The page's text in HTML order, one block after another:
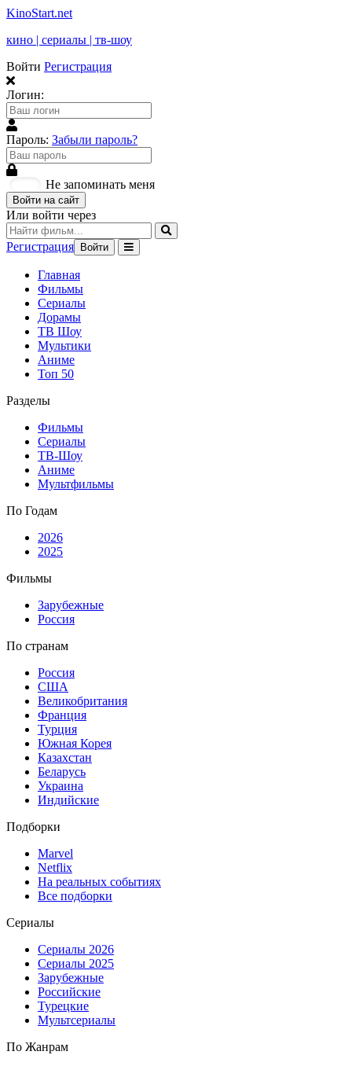
KinoStart.net
кино | сериалы | тв-шоу
Войти Регистрация
Логин:
Пароль: Забыли пароль?
Не запоминать меня
Войти на сайт
Или войти через
Регистрация Войти
Главная
Фильмы
Сериалы
Дорамы
ТВ Шоу
Мультики
Аниме
Топ 50
Разделы
Фильмы
Сериалы
ТВ-Шоу
Аниме
Мультфильмы
По Годам
2026
2025
Фильмы
Зарубежные
Россия
По странам
Россия
США
Великобритания
Франция
Турция
Южная Корея
Казахстан
Беларусь
Украина
Индийские
Подборки
Marvel
Netflix
На реальных событиях
Все подборки
Сериалы
Сериалы 2026
Сериалы 2025
Зарубежные
Российские
Турецкие
Мультсериалы
По Жанрам